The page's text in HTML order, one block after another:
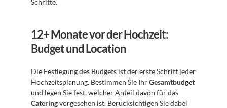
Schritte.
12+ Monate vor der Hochzeit:
Budget und Location
Die Festlegung des Budgets ist der erste Schritt jeder
Hochzeitsplanung. Bestimmen Sie Ihr Gesamtbudget
Catering vorgesehen ist. Berücksichtigen Sie dabei